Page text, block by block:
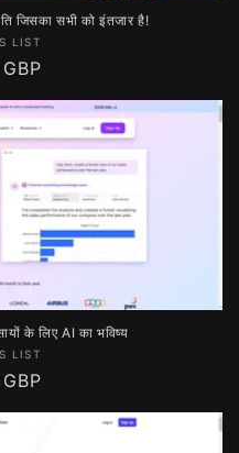
जिसका सभी को इंतजार है!
LIST
के लिए AI का भविष्य
LIST